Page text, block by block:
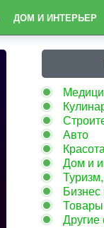
ДОМ И ИНТЕРЬЕР
Авто
Дом и
Товары
Другие